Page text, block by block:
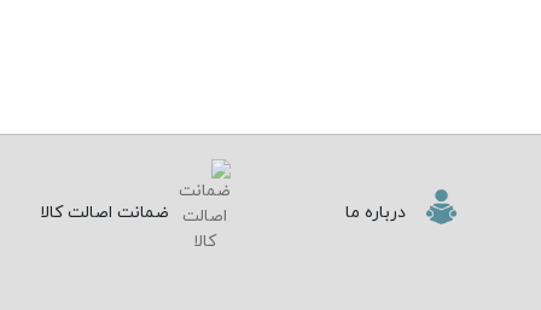
درباره ما ضمانت اصالت کالا